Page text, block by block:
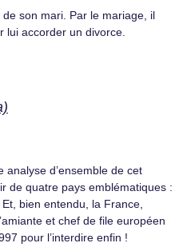
son mari. Par le mariage, il
lui accorder un divorce.
d’ensemble de cet
de quatre pays emblématiques :
bien entendu, la France,
et chef de file européen
pour l’interdire enfin !